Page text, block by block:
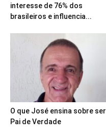
interesse de 76% dos
brasileiros e influencia...
O que José ensina sobre ser
Pai de Verdade